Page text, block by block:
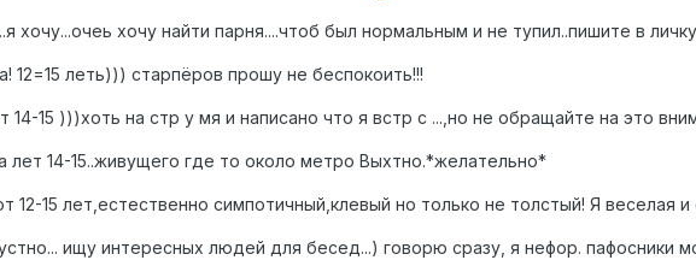
хочу...очеь хочу найти парня....чтоб был нормальным и не тупил..пишите в
12=15 леть))) старпёров прошу не беспокоить!!!
14-15 )))хоть на стр у мя и написано что я встр с ...,но не обращайте на это
лет 14-15..живущего где то около метро Выхтно.*желательно*
12-15 лет,естественно симпотичный,клевый но только не толстый! Я веселая
ищу интересных людей для бесед...) говорю сразу, я нефор. пафосники